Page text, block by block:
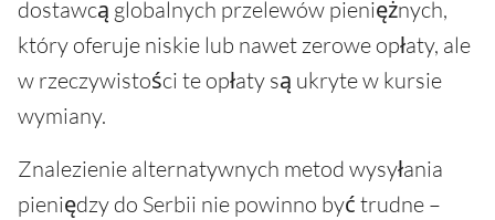
dostawcą globalnych przelewów pieniężnych,
który oferuje niskie lub nawet zerowe opłaty, ale
w rzeczywistości te opłaty są ukryte w kursie
wymiany.
Znalezienie alternatywnych metod wysyłania
pieniędzy do Serbii nie powinno być trudne –